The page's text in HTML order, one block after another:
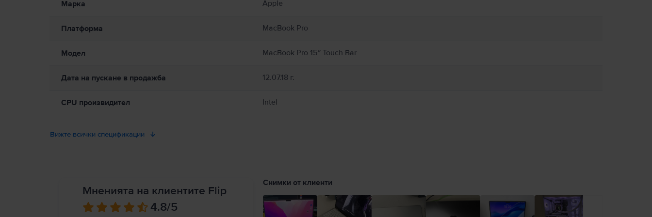
масла, лосиони, мивки, вани, душ кабини и др. Защитете MacBook от влага, влажност или атмосферни условия като дъжд, сняг и мъгла. За да намалите възможността от прегряване или наранявания,
може да бъде в продължителен контакт с устройството или неговия захранващ адаптер по време на работа или зареждане. MacBook съдържа магнити, компоненти и антени, които излъчват
електромагнитни полета. Тези магнити и електромагнитни полета могат да попречат на медицински устройства. Консултирайте се с Вашия лекар и производителя на медицинското устройство за
Марка Apple
Платформа MacBook Pro
Модел MacBook Pro 15″ Touch Bar
Дата на пускане в продажба 12.07.18 г.
CPU произвидител Intel
Вижте всички спецификации
Мненията на клиентите Flip
4.8/5
Снимки от клиенти